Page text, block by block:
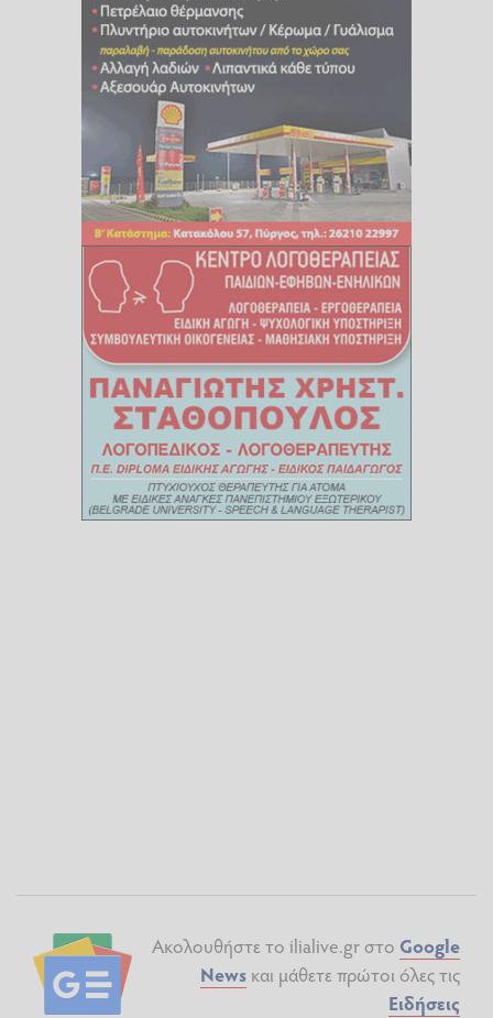
Ακολουθήστε το ilialive.gr στο Google
News και μάθετε πρώτοι όλες τις
Ειδήσεις